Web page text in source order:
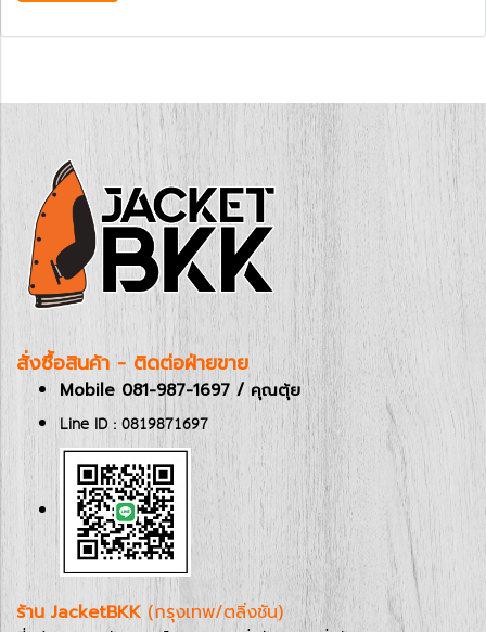
สั่งซื้อสินค้า - ติดต่อฝ่ายขาย
Mobile 081-987-1697 / คุณตุ้ย
Line ID : 0819871697
ร้าน JacketBKK (กรุงเทพ/ตลิ่งชัน)